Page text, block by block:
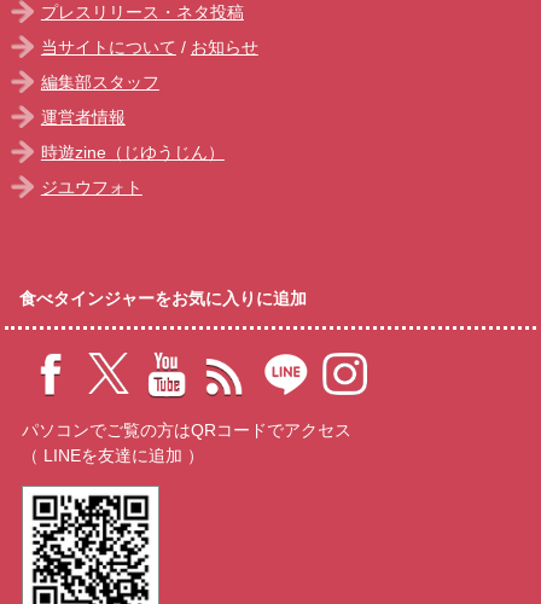
プレスリリース・ネタ投稿
当サイトについて / お知らせ
編集部スタッフ
運営者情報
時遊zine（じゆうじん）
ジユウフォト
食べタインジャーをお気に入りに追加
パソコンでご覧の方はQRコードでアクセス
（ LINEを友達に追加 ）